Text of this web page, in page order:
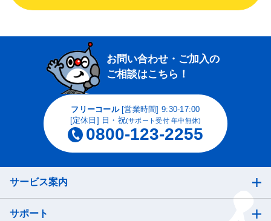
お問い合わせ・ご加入の
ご相談はこちら！
フリーコール[営業時間] 9:30-17:00
[定休日] 日・祝(サポート受付 年中無休)
0800-123-2255
サービス案内
サポート